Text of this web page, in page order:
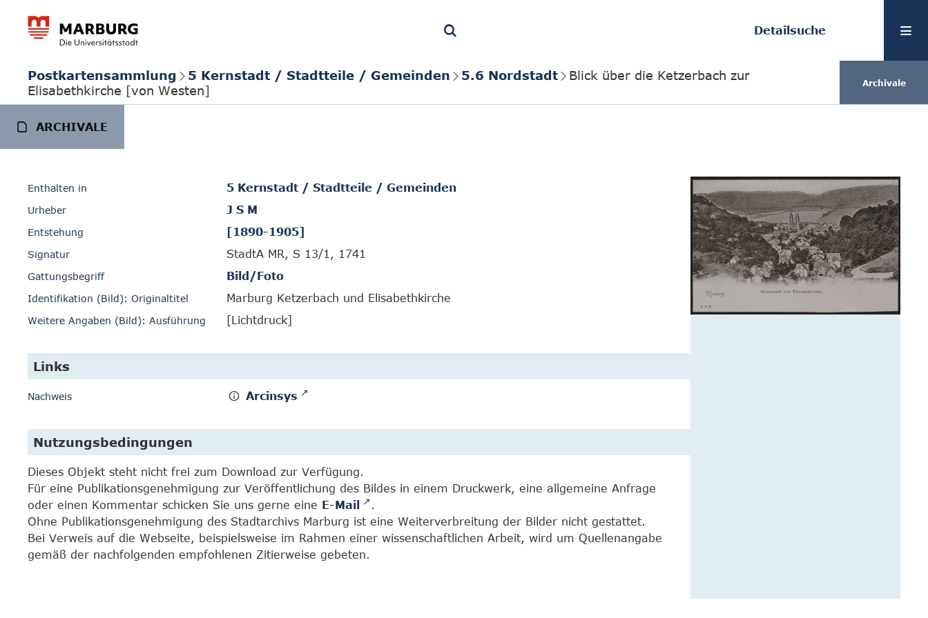
Detailsuche
Postkartensammlung 5 Kernstadt / Stadtteile / Gemeinden 5.6 Nordstadt
Blick über die Ketzerbach zur
Elisabethkirche [von Westen]
Archivale
ARCHIVALE
Enthalten in 5 Kernstadt / Stadtteile / Gemeinden
Urheber J S M
Entstehung [1890-1905]
Signatur StadtA MR, S 13/1, 1741
Gattungsbegriff Bild/Foto
Identifikation (Bild): Originaltitel Marburg Ketzerbach und Elisabethkirche
Weitere Angaben (Bild): Ausführung [Lichtdruck]
Links
Nachweis Arcinsys
Nutzungsbedingungen
Dieses Objekt steht nicht frei zum Download zur Verfügung.
Für eine Publikationsgenehmigung zur Veröffentlichung des Bildes in einem Druckwerk, eine allgemeine Anfrage
oder einen Kommentar schicken Sie uns gerne eine E-Mail
.
Ohne Publikationsgenehmigung des Stadtarchivs Marburg ist eine Weiterverbreitung der Bilder nicht gestattet.
Bei Verweis auf die Webseite, beispielsweise im Rahmen einer wissenschaftlichen Arbeit, wird um Quellenangabe
gemäß der nachfolgenden empfohlenen Zitierweise gebeten.